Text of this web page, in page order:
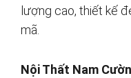
lượng cao, thiết kế
mã.
Nội Thất Nam